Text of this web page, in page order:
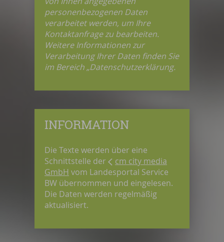
personenbezogenen Daten
verarbeitet werden, um Ihre
Kontaktanfrage zu bearbeiten.
Weitere Informationen zur
Verarbeitung Ihrer Daten finden Sie
im Bereich „Datenschutzerklärung.
INFORMATION
Die Texte werden über eine
Schnittstelle der
cm city media
GmbH vom Landesportal Service
BW übernommen und eingelesen.
Die Daten werden regelmäßig
aktualisiert.